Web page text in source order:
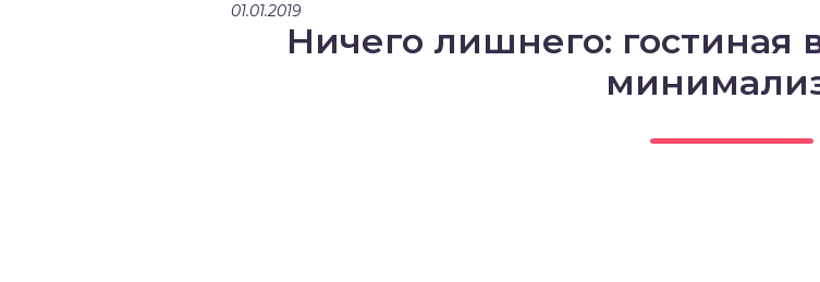
01.01.2019
Ничего лишнего: гостиная